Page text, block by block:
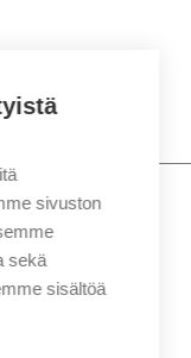
sivuston
sekä
sisältöä